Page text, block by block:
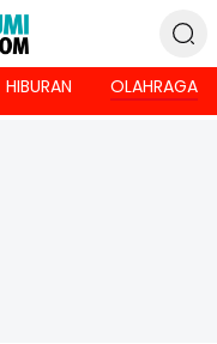
HIBURAN OLAHRAGA